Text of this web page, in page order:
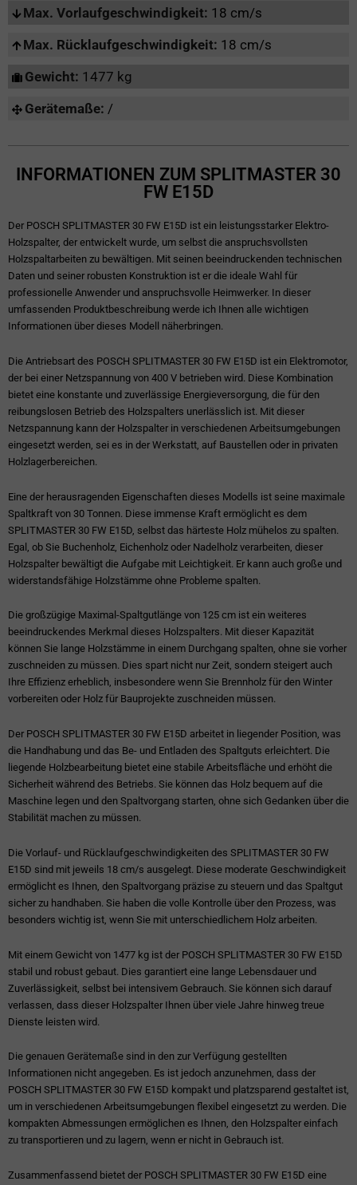
Max. Vorlaufgeschwindigkeit: 18 cm/s
Max. Rücklaufgeschwindigkeit: 18 cm/s
Gewicht: 1477 kg
Gerätemaße: /
INFORMATIONEN ZUM SPLITMASTER 30
FW E15D
Der POSCH SPLITMASTER 30 FW E15D ist ein leistungsstarker Elektro-
Holzspalter, der entwickelt wurde, um selbst die anspruchsvollsten
Holzspaltarbeiten zu bewältigen. Mit seinen beeindruckenden technischen
Daten und seiner robusten Konstruktion ist er die ideale Wahl für
professionelle Anwender und anspruchsvolle Heimwerker. In dieser
umfassenden Produktbeschreibung werde ich Ihnen alle wichtigen
Informationen über dieses Modell näherbringen.
Die Antriebsart des POSCH SPLITMASTER 30 FW E15D ist ein Elektromotor,
der bei einer Netzspannung von 400 V betrieben wird. Diese Kombination
bietet eine konstante und zuverlässige Energieversorgung, die für den
reibungslosen Betrieb des Holzspalters unerlässlich ist. Mit dieser
Netzspannung kann der Holzspalter in verschiedenen Arbeitsumgebungen
eingesetzt werden, sei es in der Werkstatt, auf Baustellen oder in privaten
Holzlagerbereichen.
Eine der herausragenden Eigenschaften dieses Modells ist seine maximale
Spaltkraft von 30 Tonnen. Diese immense Kraft ermöglicht es dem
SPLITMASTER 30 FW E15D, selbst das härteste Holz mühelos zu spalten.
Egal, ob Sie Buchenholz, Eichenholz oder Nadelholz verarbeiten, dieser
Holzspalter bewältigt die Aufgabe mit Leichtigkeit. Er kann auch große und
widerstandsfähige Holzstämme ohne Probleme spalten.
Die großzügige Maximal-Spaltgutlänge von 125 cm ist ein weiteres
beeindruckendes Merkmal dieses Holzspalters. Mit dieser Kapazität
können Sie lange Holzstämme in einem Durchgang spalten, ohne sie vorher
zuschneiden zu müssen. Dies spart nicht nur Zeit, sondern steigert auch
Ihre Effizienz erheblich, insbesondere wenn Sie Brennholz für den Winter
vorbereiten oder Holz für Bauprojekte zuschneiden müssen.
Der POSCH SPLITMASTER 30 FW E15D arbeitet in liegender Position, was
die Handhabung und das Be- und Entladen des Spaltguts erleichtert. Die
liegende Holzbearbeitung bietet eine stabile Arbeitsfläche und erhöht die
Sicherheit während des Betriebs. Sie können das Holz bequem auf die
Maschine legen und den Spaltvorgang starten, ohne sich Gedanken über die
Stabilität machen zu müssen.
Die Vorlauf- und Rücklaufgeschwindigkeiten des SPLITMASTER 30 FW
E15D sind mit jeweils 18 cm/s ausgelegt. Diese moderate Geschwindigkeit
ermöglicht es Ihnen, den Spaltvorgang präzise zu steuern und das Spaltgut
sicher zu handhaben. Sie haben die volle Kontrolle über den Prozess, was
besonders wichtig ist, wenn Sie mit unterschiedlichem Holz arbeiten.
Mit einem Gewicht von 1477 kg ist der POSCH SPLITMASTER 30 FW E15D
stabil und robust gebaut. Dies garantiert eine lange Lebensdauer und
Zuverlässigkeit, selbst bei intensivem Gebrauch. Sie können sich darauf
verlassen, dass dieser Holzspalter Ihnen über viele Jahre hinweg treue
Dienste leisten wird.
Die genauen Gerätemaße sind in den zur Verfügung gestellten
Informationen nicht angegeben. Es ist jedoch anzunehmen, dass der
POSCH SPLITMASTER 30 FW E15D kompakt und platzsparend gestaltet ist,
um in verschiedenen Arbeitsumgebungen flexibel eingesetzt zu werden. Die
kompakten Abmessungen ermöglichen es Ihnen, den Holzspalter einfach
zu transportieren und zu lagern, wenn er nicht in Gebrauch ist.
Zusammenfassend bietet der POSCH SPLITMASTER 30 FW E15D eine